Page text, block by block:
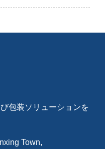
包装ソリューションを
Town,